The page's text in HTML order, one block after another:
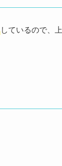
しているので、上